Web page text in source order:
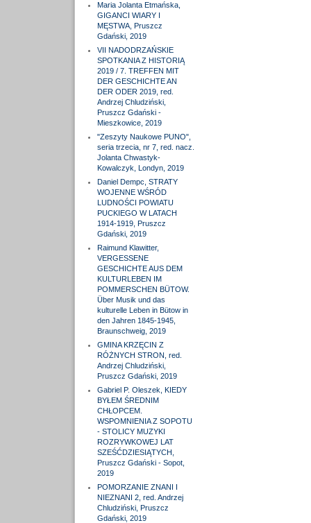
Maria Jolanta Etmańska,
GIGANCI WIARY I
MĘSTWA, Pruszcz
Gdański, 2019
VII NADODRZAŃSKIE
SPOTKANIA Z HISTORIĄ
2019 / 7. TREFFEN MIT
DER GESCHICHTE AN
DER ODER 2019, red.
Andrzej Chludziński,
Pruszcz Gdański -
Mieszkowice, 2019
"Zeszyty Naukowe PUNO",
seria trzecia, nr 7, red. nacz.
Jolanta Chwastyk-
Kowalczyk, Londyn, 2019
Daniel Dempc, STRATY
WOJENNE WŚRÓD
LUDNOŚCI POWIATU
PUCKIEGO W LATACH
1914-1919, Pruszcz
Gdański, 2019
Raimund Klawitter,
VERGESSENE
GESCHICHTE AUS DEM
KULTURLEBEN IM
POMMERSCHEN BÜTOW.
Über Musik und das
kulturelle Leben in Bütow in
den Jahren 1845-1945,
Braunschweig, 2019
GMINA KRZĘCIN Z
RÓŻNYCH STRON, red.
Andrzej Chludziński,
Pruszcz Gdański, 2019
Gabriel P. Oleszek, KIEDY
BYŁEM ŚREDNIM
CHŁOPCEM.
WSPOMNIENIA Z SOPOTU
- STOLICY MUZYKI
ROZRYWKOWEJ LAT
SZEŚĆDZIESIĄTYCH,
Pruszcz Gdański - Sopot,
2019
POMORZANIE ZNANI I
NIEZNANI 2, red. Andrzej
Chludziński, Pruszcz
Gdański, 2019